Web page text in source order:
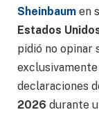
Sheinbaum en
Estados
pidió no opinar
declaraciones
2026 durante